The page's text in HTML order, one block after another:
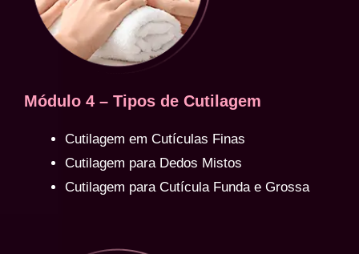
Módulo 4 – Tipos de Cutilagem
Cutilagem em Cutículas Finas
Cutilagem para Dedos Mistos
Cutilagem para Cutícula Funda e Grossa